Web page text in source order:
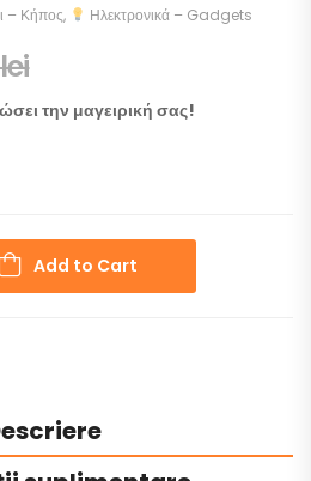
– Κήπος, Ηλεκτρονικά – Gadgets
lei
την μαγειρική σας!
Add to Cart